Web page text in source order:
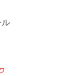
ル